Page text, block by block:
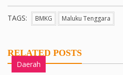
TAGS: BMKG Maluku Tenggara
RELATED POSTS
Daerah